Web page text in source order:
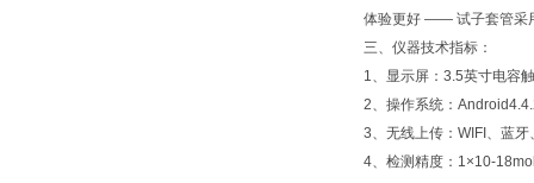
体验更好 —— 试子套管采
三、仪器技术指标：
1、显示屏：3.5英寸电容
2、操作系统：
3、无线上传：WIFI、蓝
4、检测精度：1×10-